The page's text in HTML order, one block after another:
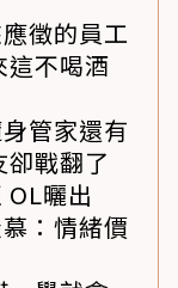
徵的員工
這不喝酒
管家還有
戰翻了
曬出
：情緒價